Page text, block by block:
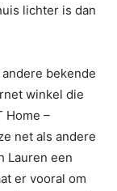
lichter is dan
andere bekende
winkel die
Home –
net als andere
Lauren een
er vooral om